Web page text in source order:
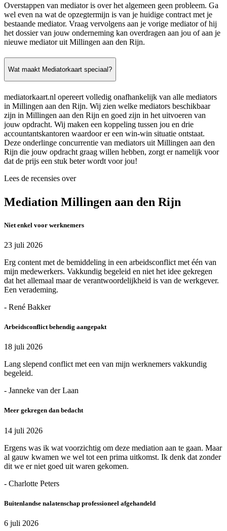
Overstappen van mediator is over het algemeen geen probleem. Ga
wel even na wat de opzegtermijn is van je huidige contract met je
bestaande mediator. Vraag vervolgens aan je vorige mediator of hij
het dossier van jouw onderneming kan overdragen aan jou of aan je
nieuwe mediator uit Millingen aan den Rijn.
Wat maakt Mediatorkaart speciaal?
mediatorkaart.nl opereert volledig onafhankelijk van alle mediators
in Millingen aan den Rijn. Wij zien welke mediators beschikbaar
zijn in Millingen aan den Rijn en goed zijn in het uitvoeren van
jouw opdracht. Wij maken een koppeling tussen jou en drie
accountantskantoren waardoor er een win-win situatie ontstaat.
Deze onderlinge concurrentie van mediators uit Millingen aan den
Rijn die jouw opdracht graag willen hebben, zorgt er namelijk voor
dat de prijs een stuk beter wordt voor jou!
Lees de recensies over
Mediation Millingen aan den Rijn
Niet enkel voor werknemers
23 juli 2026
Erg content met de bemiddeling in een arbeidsconflict met één van
mijn medewerkers. Vakkundig begeleid en niet het idee gekregen
dat het allemaal maar de verantwoordelijkheid is van de werkgever.
Een verademing.
- René Bakker
Arbeidsconflict behendig aangepakt
18 juli 2026
Lang slepend conflict met een van mijn werknemers vakkundig
begeleid.
- Janneke van der Laan
Meer gekregen dan bedacht
14 juli 2026
Ergens was ik wat voorzichtig om deze mediation aan te gaan. Maar
al gauw kwamen we wel tot een prima uitkomst. Ik denk dat zonder
dit we er niet goed uit waren gekomen.
- Charlotte Peters
Buitenlandse nalatenschap professioneel afgehandeld
6 juli 2026